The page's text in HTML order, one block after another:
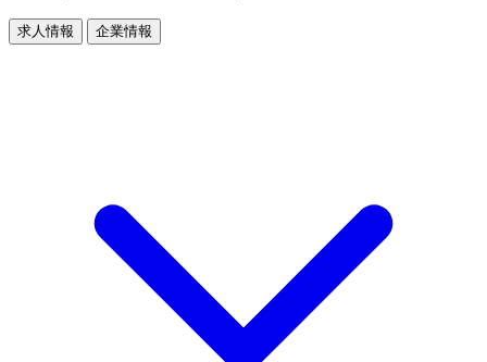
求人情報 企業情報